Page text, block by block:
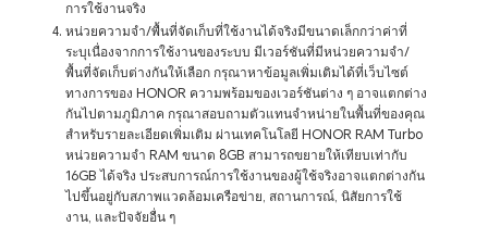
การใช้งานจริง
หน่วยความจำ/พื้นที่จัดเก็บที่ใช้งานได้จริงมีขนาดเล็กกว่าค่าที่
ระบุเนื่องจากการใช้งานของระบบ มีเวอร์ชันที่มีหน่วยความจำ/
พื้นที่จัดเก็บต่างกันให้เลือก กรุณาหาข้อมูลเพิ่มเติมได้ที่เว็บไซต์
ทางการของ HONOR ความพร้อมของเวอร์ชันต่าง ๆ อาจแตกต่าง
กันไปตามภูมิภาค กรุณาสอบถามตัวแทนจำหน่ายในพื้นที่ของคุณ
สำหรับรายละเอียดเพิ่มเติม ผ่านเทคโนโลยี HONOR RAM Turbo
หน่วยความจำ RAM ขนาด 8GB สามารถขยายให้เทียบเท่ากับ
16GB ได้จริง ประสบการณ์การใช้งานของผู้ใช้จริงอาจแตกต่างกัน
ไปขึ้นอยู่กับสภาพแวดล้อมเครือข่าย, สถานการณ์, นิสัยการใช้
งาน, และปัจจัยอื่น ๆ